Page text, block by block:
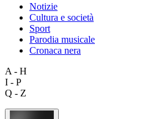
Notizie
Cultura e società
Sport
Parodia musicale
Cronaca nera
A - H
I - P
Q - Z